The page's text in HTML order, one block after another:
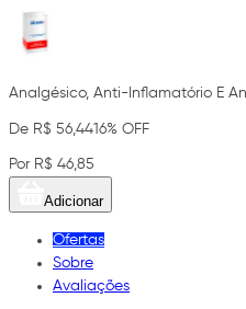
Analgésico, Anti-Inflamatório E
De R$ 56,4416% OFF
Por R$ 46,85
Adicionar
Ofertas
Sobre
Avaliações